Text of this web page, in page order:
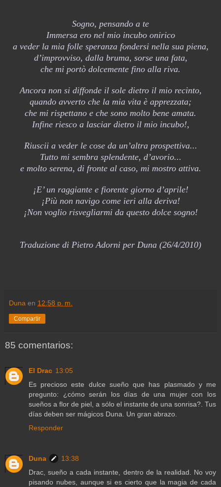
Sogno, pensando a te
Immersa ero nel mio incubo onirico
a veder la mia folle speranza fondersi nella sua piena,
d’improvviso, dalla bruma, sorse una fata,
che mi portò dolcemente fino alla riva.
Ancora non si diffonde il sole dietro il mio recinto,
quando avverto che la mia vita è apprezzata;
che mi rispettano e che sono molto bene amata.
Infine riesco a lasciar dietro il mio incubo!,
Riuscii a veder le cose da un’altra prospettiva...
Tutto mi sembra splendente, d’avorio...
e molto serena, di fronte al caso, mi mostro attiva.
¡E’ un raggiante e fiorente giorno d’aprile!
¡Più non navigo come ieri alla deriva!
¡Non voglio risvegliarmi da questo dolce sogno!
Traduzione di Pietro Adorni per Duna (26/4/2010)
Duna en 12:58 p. m.
Compartir
85 comentarios:
El Drac 13:05
Es precioso este dulce sueño que has plasmado y me
pregunto: ¿cómo serán los días de una mujer con los
sueños a flor de piel, a sólo el instante de una sonrisa?. Tus
días deben ser mágicos Duna. Un gran abrazo.
Responder
Duna
13:38
Drac, sueño a cada instante, dentro de la realidad. No voy
pisando nubes, aunque si es cierto que la magia de cada